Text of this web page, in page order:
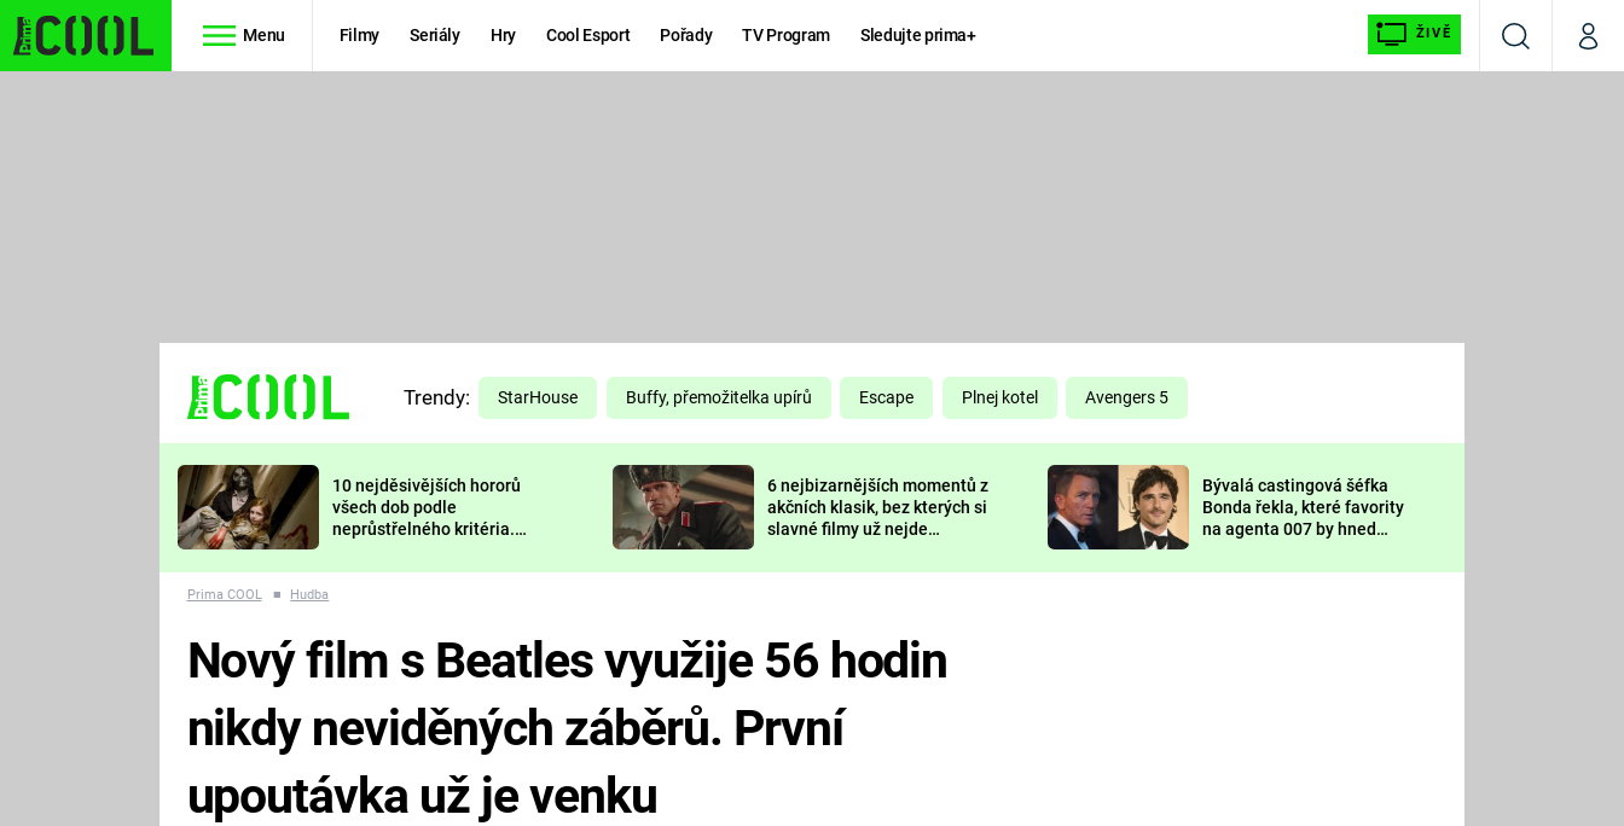
Menu Filmy Seriály Hry Cool Esport Pořady TV Program Sledujte prima+ ŽIVĚ
VyhledáváníMůj
TŘESKU
FUTURAMA
PREDÁTOR
DELIVERANCE
KOMEDIE
CHUCK
NORRIS
DEADPOOL
Prima LAJK
Sledujte nás
Trendy: StarHouse Buffy, přemožitelka upírů Escape Plnej kotel Avengers 5
10 nejděsivějších hororů
všech dob podle
neprůstřelného kritéria.
nejvíc zvednou tep?
6 nejbizarnějších momentů z
akčních klasik, bez kterých si
slavné filmy už nejde
Bývalá castingová šéfka
Bonda řekla, které favority
na agenta 007 by hned
Prima COOL ■ Hudba
Nový film s Beatles využije 56 hodin
nikdy neviděných záběrů. První
upoutávka už je venku